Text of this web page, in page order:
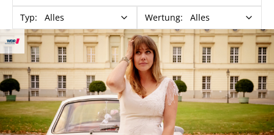
Typ: Alles Wertung: Alles